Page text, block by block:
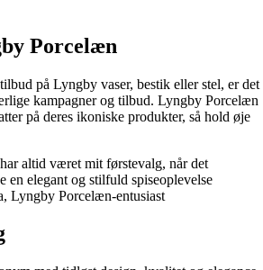
Porcelæn
på Lyngby vaser, bestik eller stel, er det
kampagner og tilbud. Lyngby Porcelæn
på deres ikoniske produkter, så hold øje
altid været mit førstevalg, når det
en elegant og stilfuld spiseoplevelse
Lyngby Porcelæn-entusiast